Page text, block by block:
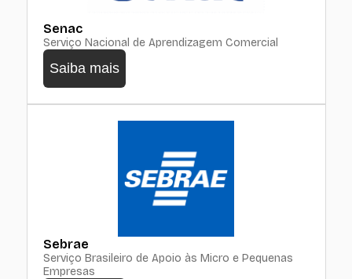
Senac
Serviço Nacional de Aprendizagem Comercial
Saiba mais
Sebrae
Serviço Brasileiro de Apoio às Micro e Pequenas
Empresas